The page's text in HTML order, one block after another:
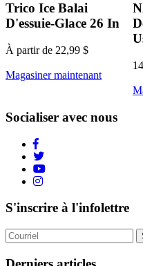
Trico Ice Balai
D'essuie-Glace 26 In
À partir de 22,99 $
Magasiner maintenant
Socialiser avec nous
S'inscrire à l'infolettre